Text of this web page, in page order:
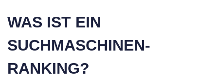
WAS IST EIN
SUCHMASCHINEN-
RANKING?